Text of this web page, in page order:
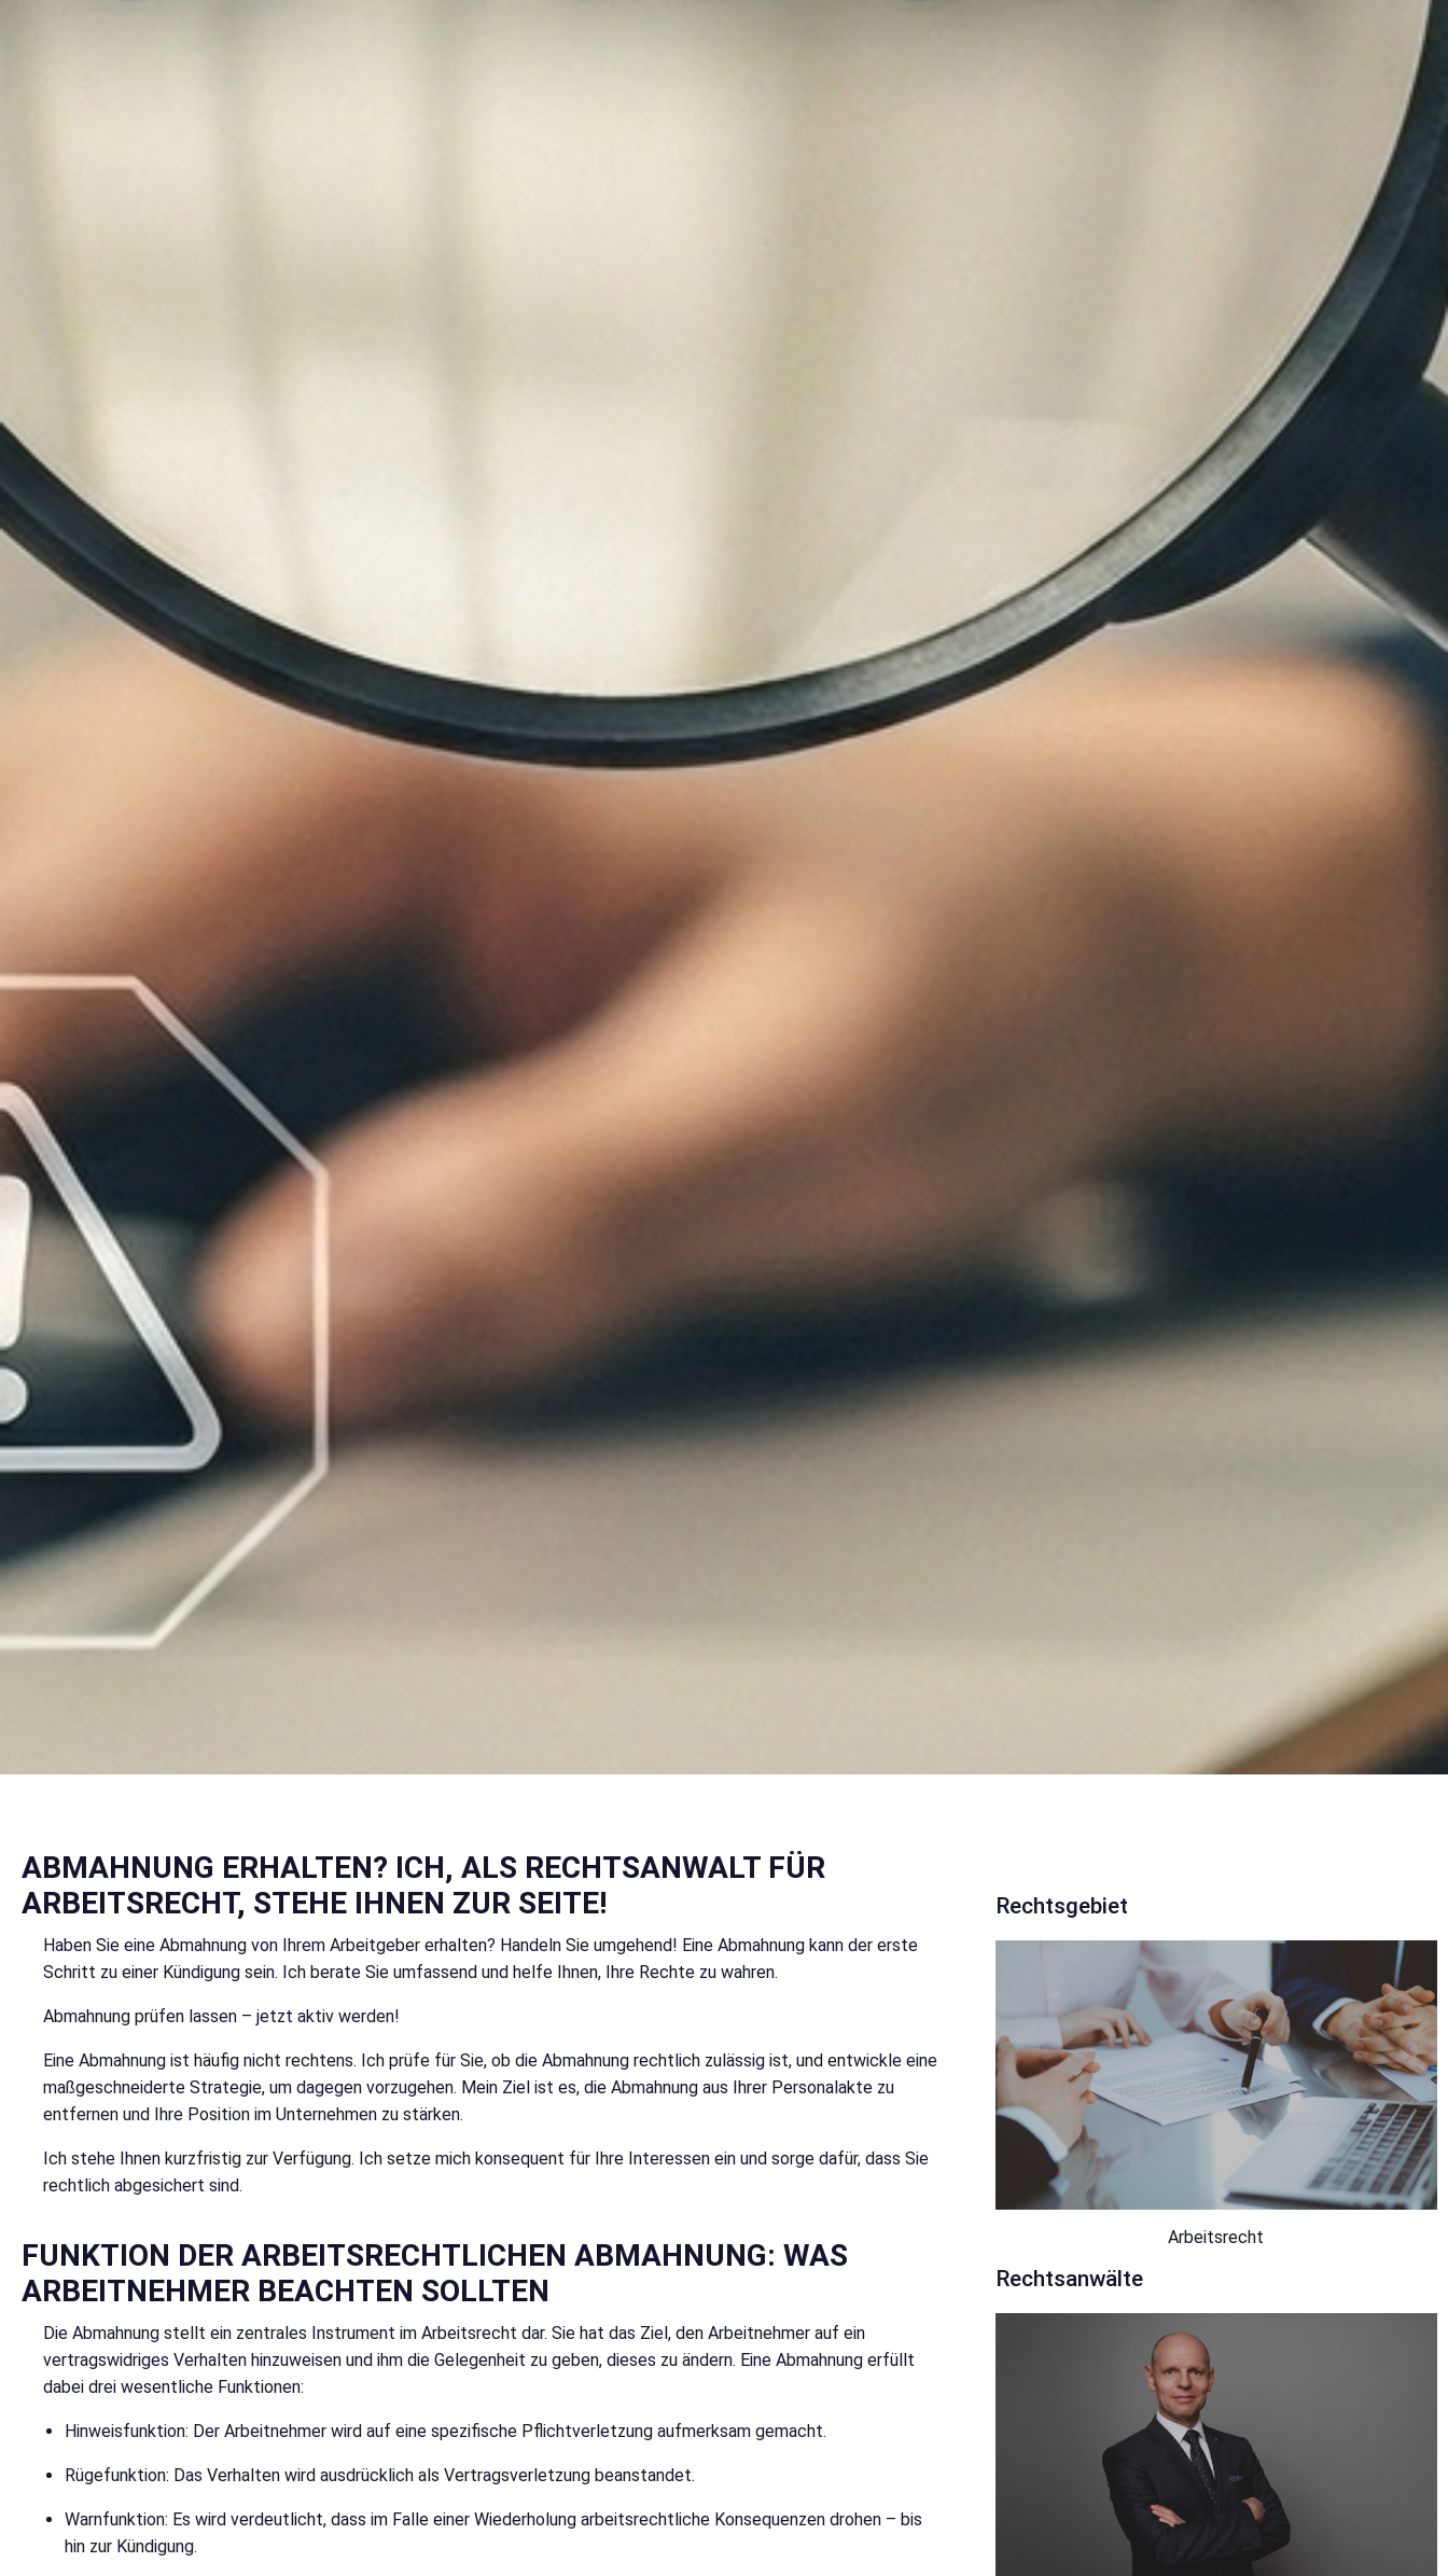
ABMAHNUNG ERHALTEN? ICH, ALS RECHTSANWALT FÜR
ARBEITSRECHT, STEHE IHNEN ZUR SEITE!
Haben Sie eine Abmahnung von Ihrem Arbeitgeber erhalten? Handeln Sie umgehend! Eine Abmahnung kann der erste
Schritt zu einer Kündigung sein. Ich berate Sie umfassend und helfe Ihnen, Ihre Rechte zu wahren.
Abmahnung prüfen lassen – jetzt aktiv werden!
Eine Abmahnung ist häufig nicht rechtens. Ich prüfe für Sie, ob die Abmahnung rechtlich zulässig ist, und entwickle eine
maßgeschneiderte Strategie, um dagegen vorzugehen. Mein Ziel ist es, die Abmahnung aus Ihrer Personalakte zu
entfernen und Ihre Position im Unternehmen zu stärken.
Ich stehe Ihnen kurzfristig zur Verfügung. Ich setze mich konsequent für Ihre Interessen ein und sorge dafür, dass Sie
rechtlich abgesichert sind.
FUNKTION DER ARBEITSRECHTLICHEN ABMAHNUNG: WAS
ARBEITNEHMER BEACHTEN SOLLTEN
Die Abmahnung stellt ein zentrales Instrument im Arbeitsrecht dar. Sie hat das Ziel, den Arbeitnehmer auf ein
vertragswidriges Verhalten hinzuweisen und ihm die Gelegenheit zu geben, dieses zu ändern. Eine Abmahnung erfüllt
dabei drei wesentliche Funktionen:
Hinweisfunktion: Der Arbeitnehmer wird auf eine spezifische Pflichtverletzung aufmerksam gemacht.
Rügefunktion: Das Verhalten wird ausdrücklich als Vertragsverletzung beanstandet.
Warnfunktion: Es wird verdeutlicht, dass im Falle einer Wiederholung arbeitsrechtliche Konsequenzen drohen – bis
hin zur Kündigung.
Rechtsgebiet
Arbeitsrecht
Rechtsanwälte